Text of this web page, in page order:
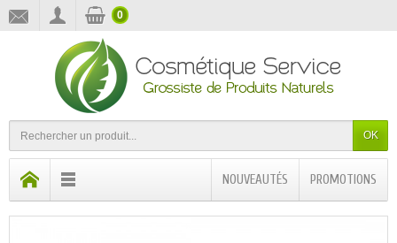
OK
0
PROMOTIONS
NOUVEAUTÉS